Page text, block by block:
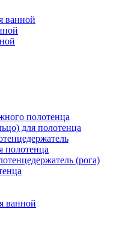
ванной
полотенца
для полотенца
полотенца
(рога)
ванной